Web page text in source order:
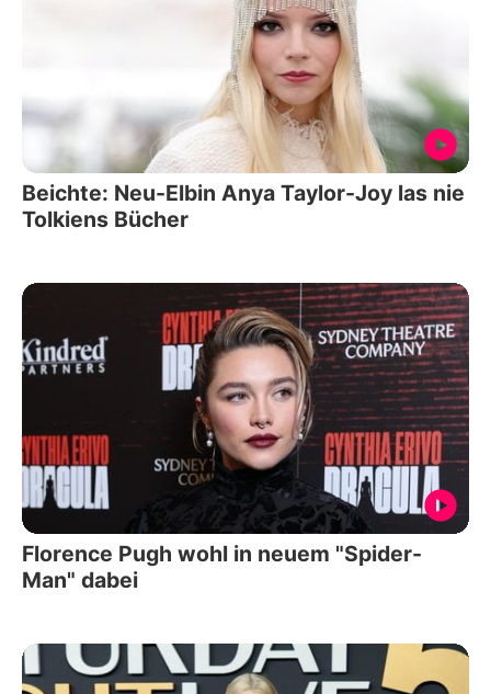
Beichte: Neu-Elbin Anya Taylor-Joy las nie
Tolkiens Bücher
Florence Pugh wohl in neuem "Spider-
Man" dabei